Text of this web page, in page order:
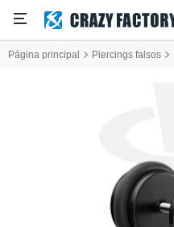
Página principal Piercings falsos